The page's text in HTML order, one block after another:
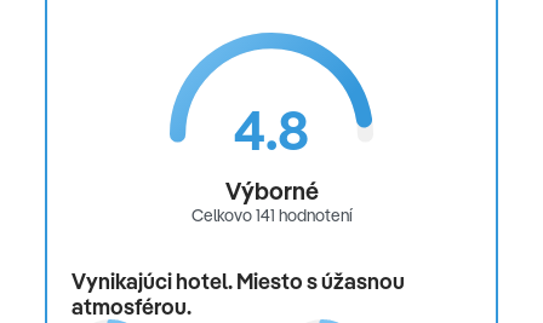
4.8
Výborné
Celkovo 141 hodnotení
Vynikajúci hotel. Miesto s úžasnou
atmosférou.